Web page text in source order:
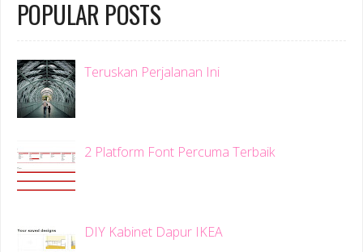
POPULAR POSTS
Teruskan Perjalanan Ini
2 Platform Font Percuma Terbaik
DIY Kabinet Dapur IKEA